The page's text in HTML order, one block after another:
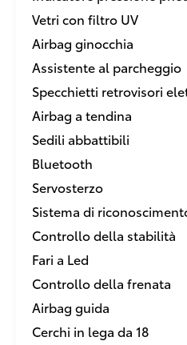
Vetri con filtro UV
Airbag ginocchia
Assistente al parcheggio
Specchietti retrovisori
Airbag a tendina
Sedili abbattibili
Bluetooth
Servosterzo
Sistema di
Controllo della stabilità
Fari a Led
Controllo della frenata
Airbag guida
Cerchi in lega da 18